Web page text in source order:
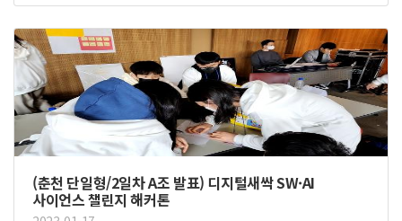
(춘천 단일형/2일차 A조 발표) 디지털새싹 SW·AI
사이언스 챌린지 해커톤